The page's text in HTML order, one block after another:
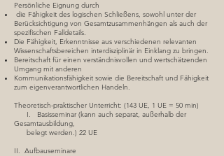
Persönliche Eignung durch
die Fähigkeit des logischen Schließens, sowohl unter der
Berücksichtigung von Gesamtzusammenhängen als auch der
spezifischen Falldetails.
Die Fähigkeit, Erkenntnisse aus verschiedenen relevanten
Wissenschaftsbereichen interdisziplinär in Einklang zu bringen.
Bereitschaft für einen verständnisvollen und wertschätzenden
Umgang mit anderen
Kommunikationsfähigkeit sowie die Bereitschaft und Fähigkeit
zum eigenverantwortlichen Handeln.
Theoretisch-praktischer Unterricht: (143 UE, 1 UE = 50 min)
I. Basisseminar (kann auch separat, außerhalb der
Gesamtausbildung,
belegt werden.) 22 UE
II. Aufbauseminare